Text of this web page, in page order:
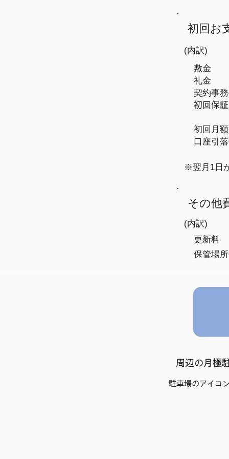
初回お
(内訳)
敷金
礼金
契約事
初回保
初回月
口座引
​※翌月1日
その他
(内訳)
​更新料
保管場
周辺の月極
駐車場のアイコ